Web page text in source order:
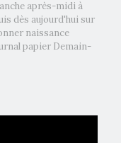
après-midi à
dès aujourd'hui sur
naissance
papier Demain-